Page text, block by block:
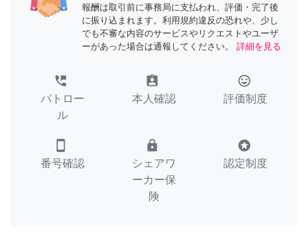
報酬は取引前に事務局に支払われ、評価・完了後
に振り込まれます。利用規約違反の恐れや、少し
でも不審な内容のサービスやリクエストやユーザ
ーがあった場合は通報してください。
詳細を見る
perm_phone_msg
パトロー
ル
assignment_ind
本人確認
tag_faces
評価制度
smartphone
番号確認
lock
シェアワ
ーカー保
険
stars
認定制度